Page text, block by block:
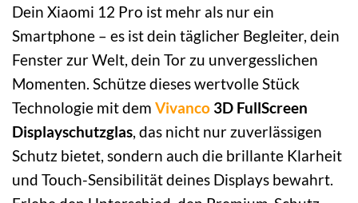
Dein Xiaomi 12 Pro ist mehr als nur ein
Smartphone – es ist dein täglicher Begleiter, dein
Fenster zur Welt, dein Tor zu unvergesslichen
Momenten. Schütze dieses wertvolle Stück
Technologie mit dem Vivanco 3D FullScreen
Displayschutzglas , das nicht nur zuverlässigen
Schutz bietet, sondern auch die brillante Klarheit
und Touch-Sensibilität deines Displays bewahrt.